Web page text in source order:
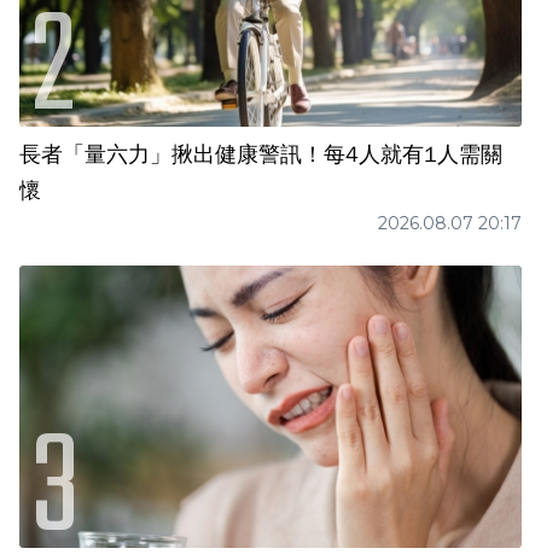
長者「量六力」揪出健康警訊！每4人就有1人需關
懷
2026.08.07 20:17